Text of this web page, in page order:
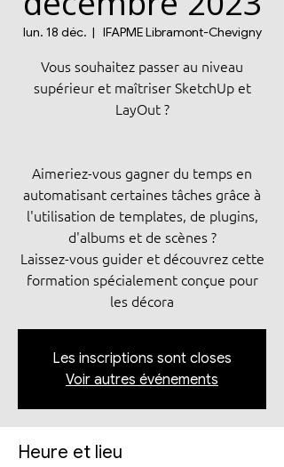
lun. 18 déc.
  |
IFAPME Libramont-Chevigny
Vous souhaitez passer au niveau
supérieur et maîtriser SketchUp et
LayOut ?
Aimeriez-vous gagner du temps en
automatisant certaines tâches grâce à
l'utilisation de templates, de plugins,
d'albums et de scènes ?
Laissez-vous guider et découvrez cette
formation spécialement conçue pour
les décora
Les inscriptions sont closes
Voir autres événements
Heure et lieu